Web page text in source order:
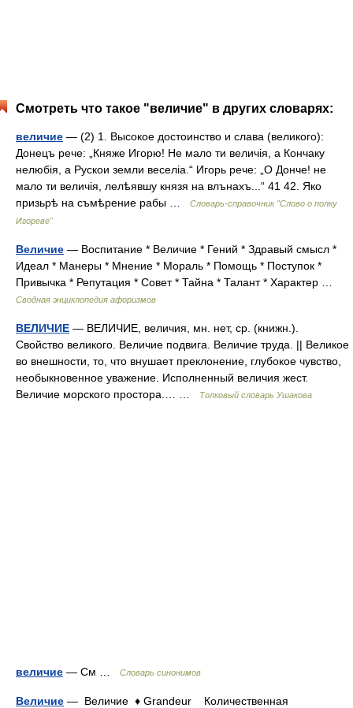
Смотреть что такое "величие" в других словарях:
величие — (2) 1. Высокое достоинство и слава (великого):
Донецъ рече: „Княже Игорю! Не мало ти величія, а Кончаку
нелюбія, а Рускои земли веселіа.“ Игорь рече: „О Донче! не
мало ти величія, лелѣявшу князя на влънахъ...“ 41 42. Яко
призьрѣ на съмѣрение рабы …
Словарь-справочник "Слово о полку
Игореве"
Величие — Воспитание * Величие * Гений * Здравый смысл *
Идеал * Манеры * Мнение * Мораль * Помощь * Поступок *
Привычка * Репутация * Совет * Тайна * Талант * Характер …
Сводная энциклопедия афоризмов
ВЕЛИЧИЕ — ВЕЛИЧИЕ, величия, мн. нет, ср. (книжн.).
Свойство великого. Величие подвига. Величие труда. || Великое
во внешности, то, что внушает преклонение, глубокое чувство,
необыкновенное уважение. Исполненный величия жест.
Величие морского простора.… …
Толковый словарь Ушакова
величие — См … Словарь синонимов
Величие — Величие ♦ Grandeur Количественная